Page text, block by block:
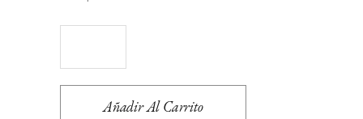
Añadir Al Carrito